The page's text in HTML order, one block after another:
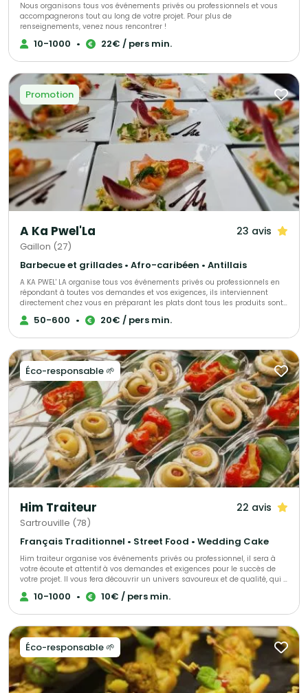
Nous organisons tous vos événements privés ou professionnels et vous
accompagnerons tout au long de votre projet. Pour plus de
renseignements, venez nous rencontrer !
10-1000 • 22€ / pers min.
Promotion
A Ka Pwel'La 23 avis
Gaillon (27)
Barbecue et grillades • Afro-caribéen • Antillais
A KA PWEL' LA organise tous vos événements privés ou professionnels en
répondant à toutes vos demandes et vos exigences, ils interviennent
directement chez vous en préparant les plats dont tous les produits sont
frais et antillais. Tout est personnalisable et ajustable selon vos envies.
50-600 • 20€ / pers min.
Éco-responsable 🌱
Him Traiteur 22 avis
Sartrouville (78)
Français Traditionnel • Street Food • Wedding Cake
Him traiteur organise vos événements privés ou professionnel, il sera à
votre écoute et attentif à vos demandes et exigences pour le succès de
votre projet. Il vous fera découvrir un univers savoureux et de qualité, qui a
déjà trouvé satisfaction pour de nombreux clients.
10-1000 • 10€ / pers min.
Éco-responsable 🌱